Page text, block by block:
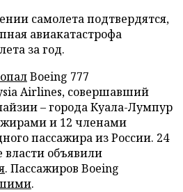
самолета подтвердятся,
авиакатастрофа
за год.
Boeing 777
Airlines, совершавший
– города Куала-Лумпур
и 12 членами
пассажира из России. 24
объявили
. Пассажиров Boeing
.